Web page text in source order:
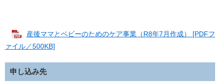
産後ママとベビーのためのケア事業（R8年7月作成） [PDFフ
ァイル／500KB]
申し込み先